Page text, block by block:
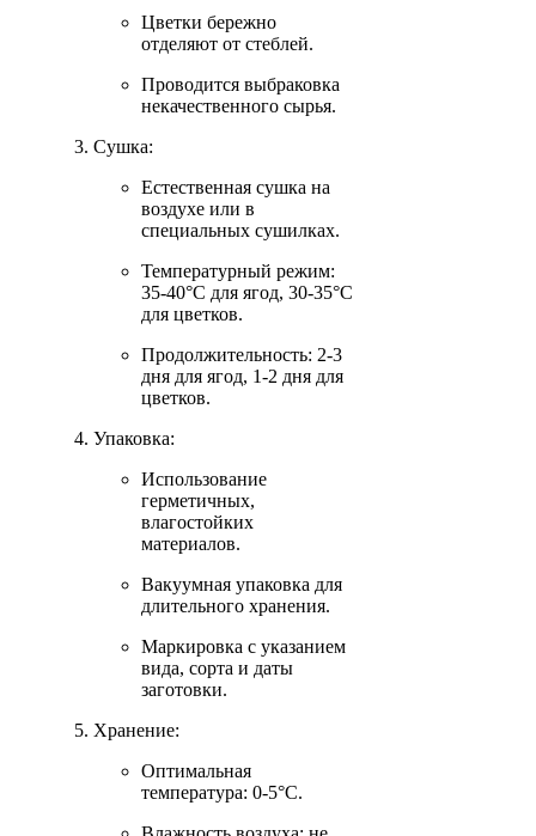
Цветки бережно
отделяют от стеблей.
Проводится выбраковка
некачественного сырья.
Сушка:
Естественная сушка на
воздухе или в
специальных сушилках.
Температурный режим:
35-40°C для ягод, 30-35°C
для цветков.
Продолжительность: 2-3
дня для ягод, 1-2 дня для
цветков.
Упаковка:
Использование
герметичных,
влагостойких
материалов.
Вакуумная упаковка для
длительного хранения.
Маркировка с указанием
вида, сорта и даты
заготовки.
Хранение:
Оптимальная
температура: 0-5°C.